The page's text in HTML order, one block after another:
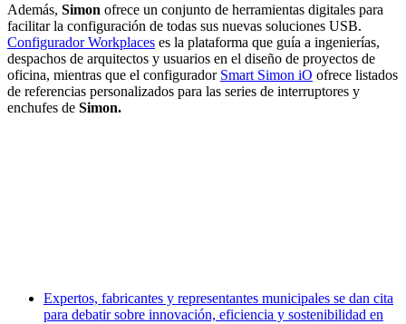
Además, Simon ofrece un conjunto de herramientas digitales para
facilitar la configuración de todas sus nuevas soluciones USB.
Configurador Workplaces es la plataforma que guía a ingenierías,
despachos de arquitectos y usuarios en el diseño de proyectos de
oficina, mientras que el configurador Smart Simon iO ofrece listados
de referencias personalizados para las series de interruptores y
enchufes de Simon.
WhatsApp
Expertos, fabricantes y representantes municipales se dan cita
para debatir sobre innovación, eficiencia y sostenibilidad en